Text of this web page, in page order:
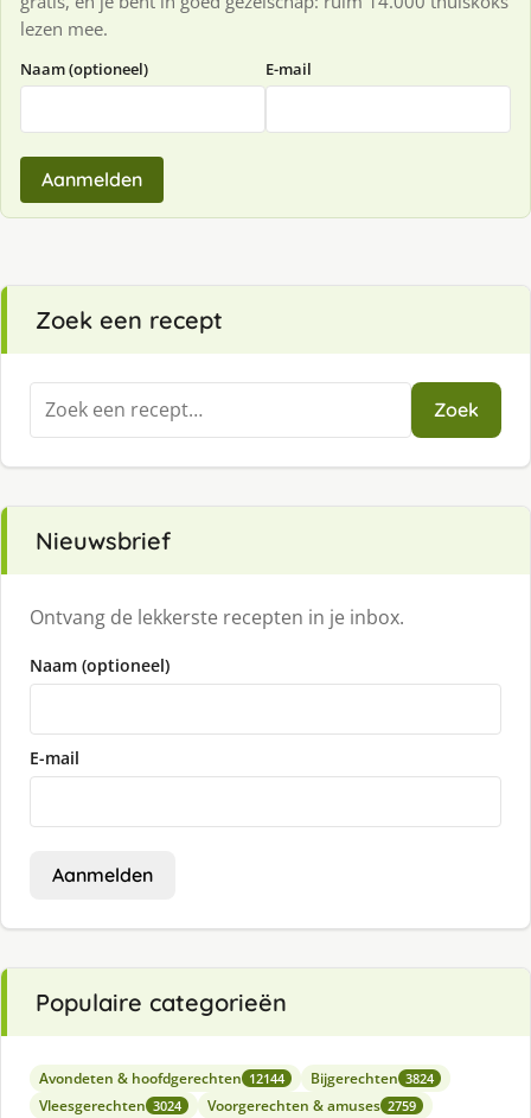
lezen mee.
Naam (optioneel) E-mail
Aanmelden
Zoek een recept
Zoeken
naar:
Zoek
Nieuwsbrief
Ontvang de lekkerste recepten in je inbox.
Naam (optioneel)
E-mail
Aanmelden
Populaire categorieën
Avondeten & hoofdgerechten 12144 Bijgerechten 3824
Vleesgerechten 3024 Voorgerechten & amuses 2759